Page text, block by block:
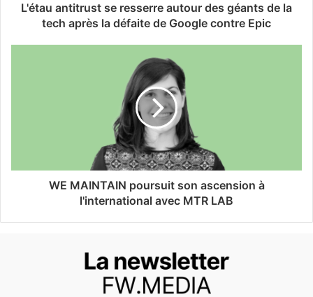
L'étau antitrust se resserre autour des géants de la
tech après la défaite de Google contre Epic
WE MAINTAIN poursuit son ascension à
l'international avec MTR LAB